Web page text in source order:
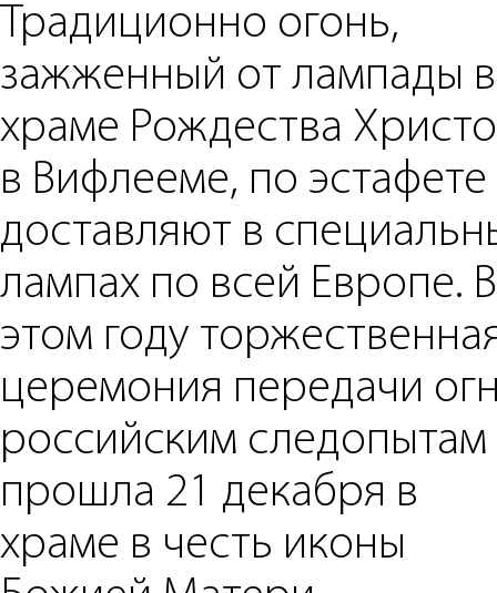
Традиционно огонь,
зажженный от лампады в
храме Рождества
в Вифлееме, по эстафете
доставляют в
лампах по всей Европе. В
этом году
церемония передачи
российским следопытам
прошла 21 декабря в
храме в честь иконы